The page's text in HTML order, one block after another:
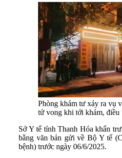
Phòng khám tư xảy ra vụ
tử vong khi tới khám, điều
Sở Y tế tỉnh Thanh Hóa khẩn
bằng văn bản gửi về Bộ Y tế
bệnh) trước ngày 06/6/2025.